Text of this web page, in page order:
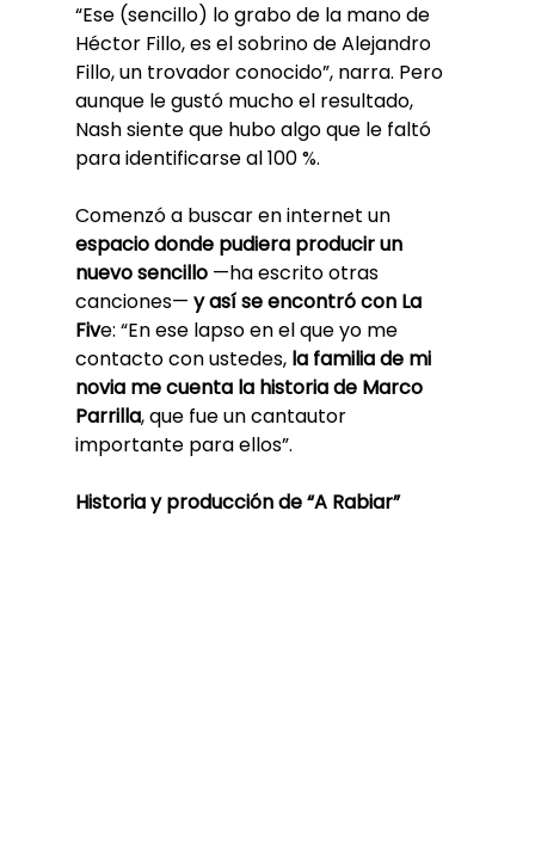
“Ese (sencillo) lo grabo de la mano de
Héctor Fillo, es el sobrino de Alejandro
Fillo, un trovador conocido”, narra. Pero
aunque le gustó mucho el resultado,
Nash siente que hubo algo que le faltó
para identificarse al 100 %.
Comenzó a buscar en internet un
espacio donde pudiera producir un
nuevo sencillo —ha escrito otras
canciones— y así se encontró con La
Five: “En ese lapso en el que yo me
contacto con ustedes, la familia de mi
novia me cuenta la historia de Marco
Parrilla, que fue un cantautor
importante para ellos”.
Historia y producción de “A Rabiar”